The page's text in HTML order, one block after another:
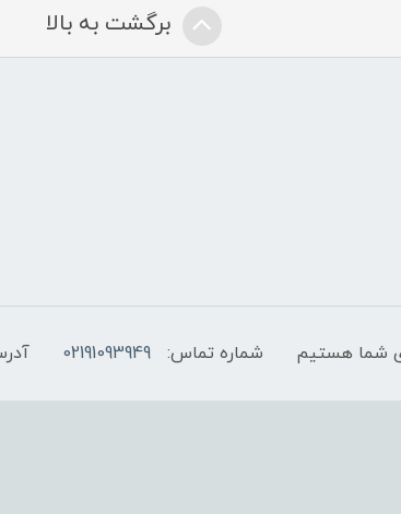
برگشت به بالا
شماره تماس: 02191093949